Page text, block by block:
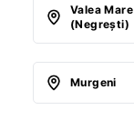
Valea Mare
(Negreşti)
Murgeni